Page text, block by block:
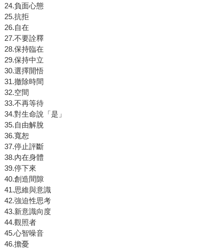
24.負面心態
25.抗拒
26.自在
27.不要詮釋
28.保持臨在
29.保持中立
30.選擇開悟
31.撤除時間
32.空間
33.不再等待
34.對生命說「是」
35.自由解脫
36.寬恕
37.停止評斷
38.內在身體
39.停下來
40.創造間隙
41.思維與意識
42.強迫性思考
43.新意識向度
44.觀照者
45.心智噪音
46.擔憂